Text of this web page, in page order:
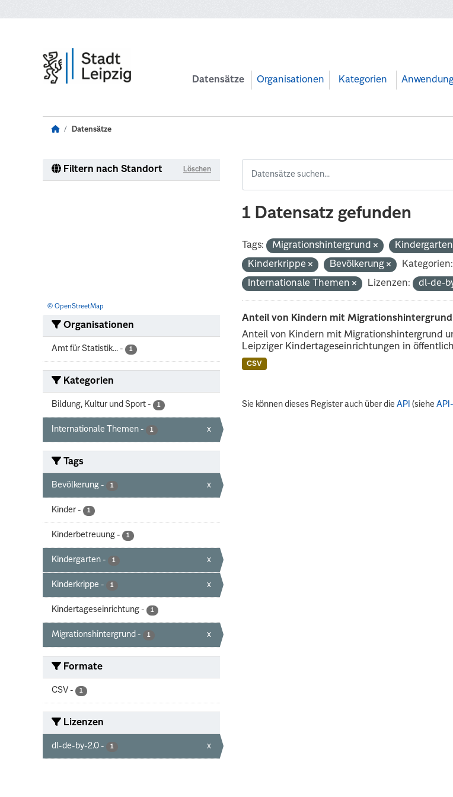
Datensätze Organisationen Kategorien
Datensätze
Filtern nach Standort Löschen
© OpenStreetMap
Organisationen
Amt für Statistik... - 1
Kategorien
Bildung, Kultur und Sport - 1
Internationale Themen - 1 x
Tags
Bevölkerung - 1 x
Kinder - 1
Kinderbetreuung - 1
Kindergarten - 1 x
Kinderkrippe - 1 x
Kindertageseinrichtung - 1
Migrationshintergrund - 1 x
Formate
CSV - 1
Lizenzen
dl-de-by-2.0 - 1 x
1 Datensatz gefunden
Tags: Migrationshintergrund
Kinderkrippe
Bevölkerung
Kategorien:
Internationale Themen
Lizenzen: dl-de-
Anteil von Kindern mit
Anteil von Kindern mit Migrationshintergrund
Leipziger Kindertageseinrichtungen in
CSV
Sie können dieses Register auch über dieAPI (siehe